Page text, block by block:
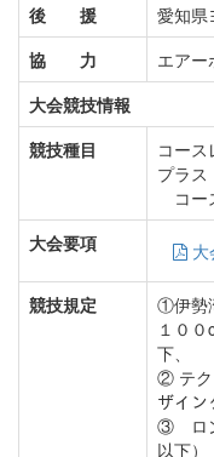
後 援
愛知県
協 力
エアー
大会競技情報
競技種目
コース
プラス
コー
大会要項
競技規定
①伊勢
１０
下、
② テ
ザイン
③ ロン
以下）